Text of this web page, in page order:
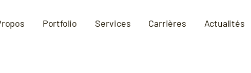
Portfolio Services Carrières Actualités